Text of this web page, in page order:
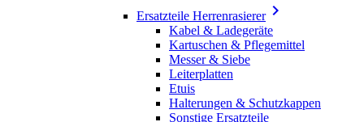
Ersatzteile Herrenrasierer
Kabel & Ladegeräte
Kartuschen & Pflegemittel
Messer & Siebe
Leiterplatten
Etuis
Halterungen & Schutzkappen
Sonstige Ersatzteile